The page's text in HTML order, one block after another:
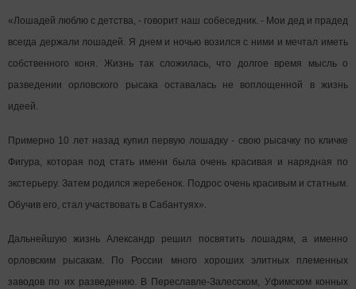
«Лошадей люблю с детства, - говорит наш собеседник. - Мои дед и прадед
всегда держали лошадей. Я днем и ночью возился с ними и мечтал иметь
собственного коня. Жизнь так сложилась, что долгое время мысль о
разведении орловского рысака оставалась не воплощенной в жизнь
идеей.
Примерно 10 лет назад купил первую лошадку - свою рысачку по кличке
Фигура, которая под стать имени была очень красивая и нарядная по
экстерьеру. Затем родился жеребенок. Подрос очень красивым и статным.
Обучив его, стал участвовать в Сабантуях».
Дальнейшую жизнь Александр решил посвятить лошадям, а именно
орловским рысакам. По России много хороших элитных племенных
заводов по их разведению. В Переславле-Залесском, Уфимском конных